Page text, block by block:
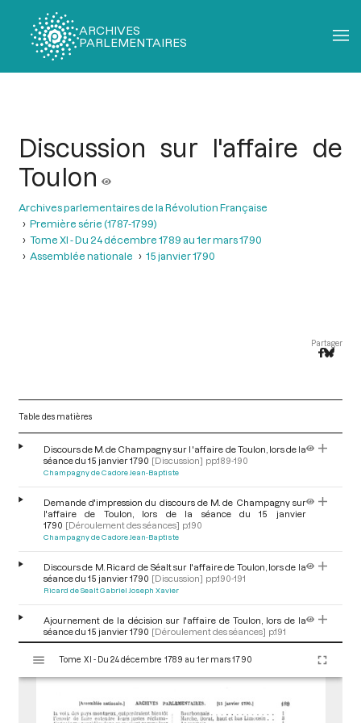
ARCHIVES
PARLEMENTAIRES
Discussion sur l'affaire de
Toulon
Archives parlementaires de la Révolution Française
Première série (1787-1799)
Tome XI - Du 24 décembre 1789 au 1er mars 1790
Assemblée nationale
15 janvier 1790
Partager
Table des matières
Discours de M. de Champagny sur l 'affaire de Toulon, lors de la
séance du 15 janvier 1790 [Discussion] pp.189-190
Champagny de Cadore Jean-Baptiste
Demande d'impression du discours de M. de Champagny sur
l'affaire de Toulon, lors de la séance du 15 janvier
1790 [Déroulement des séances] p.190
Champagny de Cadore Jean-Baptiste
Discours de M. Ricard de Séalt sur l'affaire de Toulon, lors de la
séance du 15 janvier 1790 [Discussion] pp.190-191
Ricard de Sealt Gabriel Joseph Xavier
Ajournement de la décision sur l'affaire de Toulon, lors de la
séance du 15 janvier 1790 [Déroulement des séances] p.191
Communication à l'Assemblée de deux notes du garde des
Levée de la séance du 15 janvier 1790 [Déroulement des
s
Tome XI - Du 24 décembre 1789 au 1er mars 1790